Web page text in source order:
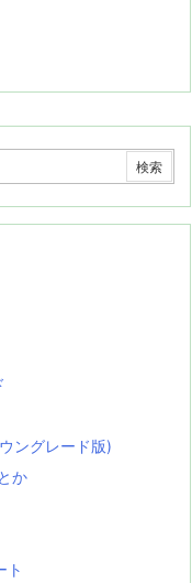
ングレード版)
か
ト